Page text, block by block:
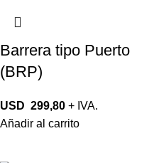
Barrera tipo Puerto
(BRP)
USD 299,80 + IVA.
Añadir al carrito